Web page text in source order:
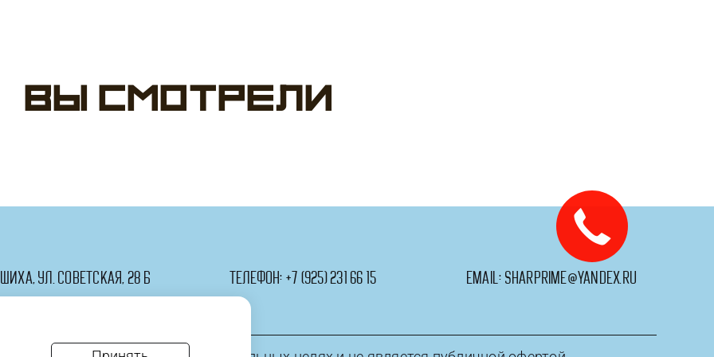
Вы смотрели
ул. Советская, 28 Б телефон: +7 (925) 231 66 15 email: sharprime@yandex.ru